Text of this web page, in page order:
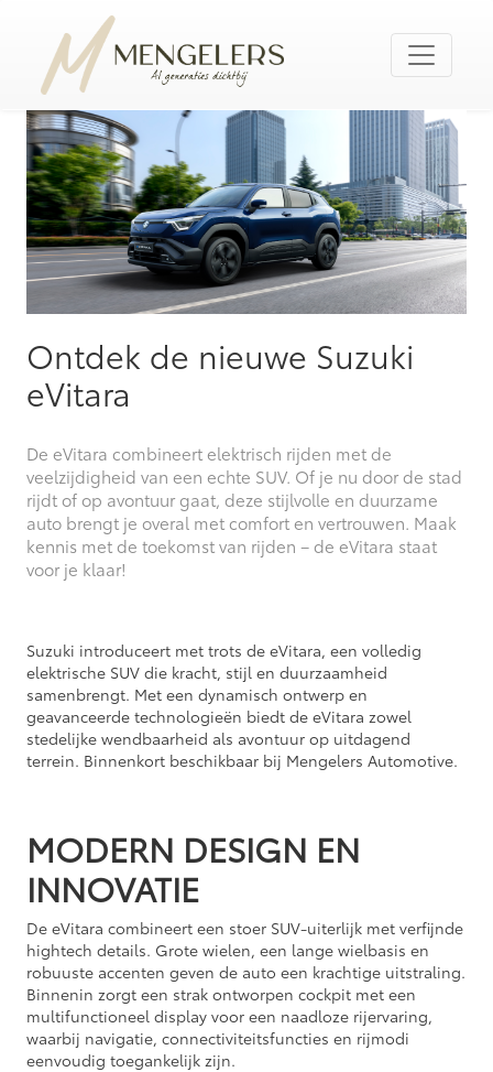
Ontdek de nieuwe Suzuki
eVitara
De eVitara combineert elektrisch rijden met de
veelzijdigheid van een echte SUV. Of je nu door de stad
rijdt of op avontuur gaat, deze stijlvolle en duurzame
auto brengt je overal met comfort en vertrouwen. Maak
kennis met de toekomst van rijden – de eVitara staat
voor je klaar!
Suzuki introduceert met trots de eVitara, een volledig
elektrische SUV die kracht, stijl en duurzaamheid
samenbrengt. Met een dynamisch ontwerp en
geavanceerde technologieën biedt de eVitara zowel
stedelijke wendbaarheid als avontuur op uitdagend
terrein. Binnenkort beschikbaar bij Mengelers Automotive.
MODERN DESIGN EN
INNOVATIE
De eVitara combineert een stoer SUV-uiterlijk met verfijnde
hightech details. Grote wielen, een lange wielbasis en
robuuste accenten geven de auto een krachtige uitstraling.
Binnenin zorgt een strak ontworpen cockpit met een
multifunctioneel display voor een naadloze rijervaring,
waarbij navigatie, connectiviteitsfuncties en rijmodi
eenvoudig toegankelijk zijn.